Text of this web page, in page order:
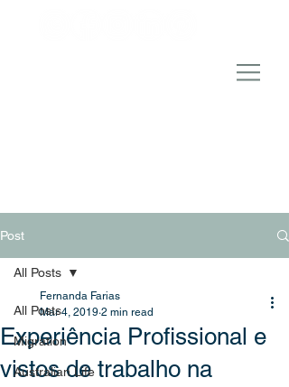
Post
All Posts
Migration
Australian Life
All Posts
Experiência Profissional e
vistos de trabalho na
Fernanda Farias
Mar 4, 2019 2 min read